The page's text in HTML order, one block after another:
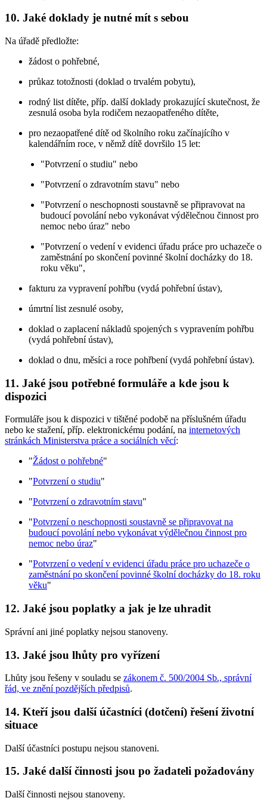
10. Jaké doklady je nutné mít s sebou
Na úřadě předložte:
žádost o pohřebné,
průkaz totožnosti (doklad o trvalém pobytu),
rodný list dítěte, příp. další doklady prokazující skutečnost, že
zesnulá osoba byla rodičem nezaopatřeného dítěte,
pro nezaopatřené dítě od školního roku začínajícího v
kalendářním roce, v němž dítě dovršilo 15 let:
"Potvrzení o studiu" nebo
"Potvrzení o zdravotním stavu" nebo
"Potvrzení o neschopnosti soustavně se připravovat na
budoucí povolání nebo vykonávat výdělečnou činnost pro
nemoc nebo úraz" nebo
"Potvrzení o vedení v evidenci úřadu práce pro uchazeče o
zaměstnání po skončení povinné školní docházky do 18.
roku věku",
fakturu za vypravení pohřbu (vydá pohřební ústav),
úmrtní list zesnulé osoby,
doklad o zaplacení nákladů spojených s vypravením pohřbu
(vydá pohřební ústav),
doklad o dnu, měsíci a roce pohřbení (vydá pohřební ústav).
11. Jaké jsou potřebné formuláře a kde jsou k
dispozici
Formuláře jsou k dispozici v tištěné podobě na příslušném úřadu
nebo ke stažení, příp. elektronickému podání, na internetových
stránkách Ministerstva práce a sociálních věcí:
"Žádost o pohřebné"
"Potvrzení o studiu"
"Potvrzení o zdravotním stavu"
"Potvrzení o neschopnosti soustavně se připravovat na
budoucí povolání nebo vykonávat výdělečnou činnost pro
nemoc nebo úraz"
"Potvrzení o vedení v evidenci úřadu práce pro uchazeče o
zaměstnání po skončení povinné školní docházky do 18. roku
věku"
12. Jaké jsou poplatky a jak je lze uhradit
Správní ani jiné poplatky nejsou stanoveny.
13. Jaké jsou lhůty pro vyřízení
Lhůty jsou řešeny v souladu se zákonem č. 500/2004 Sb., správní
řád, ve znění pozdějších předpisů.
14. Kteří jsou další účastníci (dotčení) řešení životní
situace
Další účastníci postupu nejsou stanoveni.
15. Jaké další činnosti jsou po žadateli požadovány
Další činnosti nejsou stanoveny.